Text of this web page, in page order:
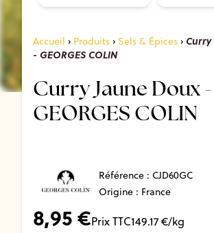
Accueil › Produits › Sels & Épices ›
- GEORGES COLIN
Curry Jaune Doux -
GEORGES COLIN
Référence : CJD60GC
Origine : France
8,95€Prix TTC149.17€/kg